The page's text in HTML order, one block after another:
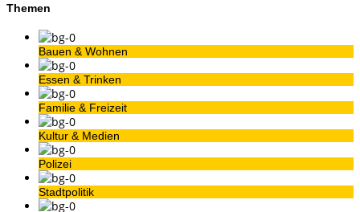
Themen
Bauen & Wohnen
Essen & Trinken
Familie & Freizeit
Kultur & Medien
Polizei
Stadtpolitik